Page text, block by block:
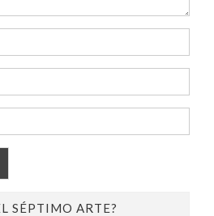
SÉPTIMO ARTE?